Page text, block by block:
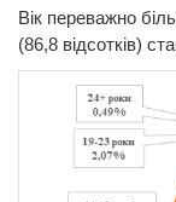
Вік переважно
(86,8 відсотків)